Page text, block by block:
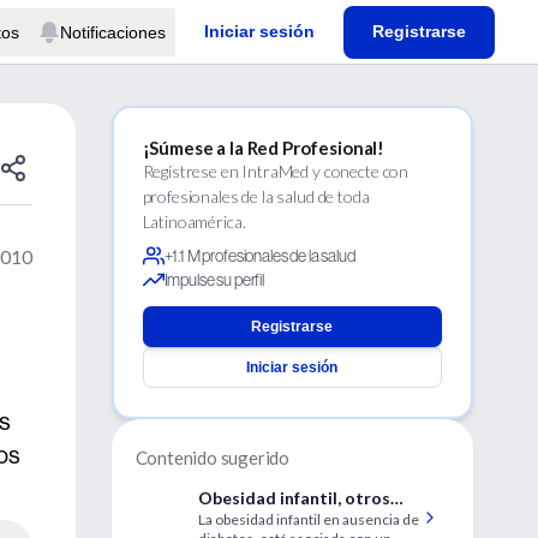
Notificaciones Iniciar sesión Registrarse
¡Súmese a la Red Profesional!
Regístrese en IntraMed y conecte con
profesionales de la salud de toda
Latinoamérica.
+1.1 M profesionales de la salud
Impulse su perfil
Registrarse
Iniciar sesión
Contenido sugerido
Obesidad infantil, otros
factores cardiovasculares y
La obesidad infantil en ausencia de